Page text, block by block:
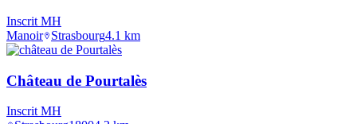
Inscrit MH
Manoir
Strasbourg4.1 km
Château de Pourtalès
Inscrit MH